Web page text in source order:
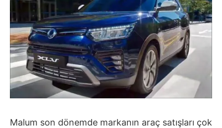
Malum son dönemde markanın araç satışları çok